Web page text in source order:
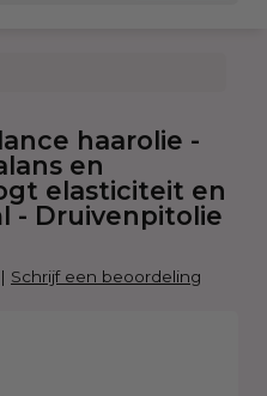
haarolie -
en
elasticiteit en
- Druivenpitolie
| Schrijf een beoordeling